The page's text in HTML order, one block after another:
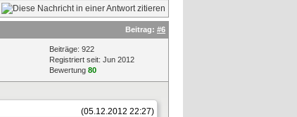
Beitrag: #6
Beiträge: 922
Registriert seit: Jun 2012
Bewertung 80
(05.12.2012 22:27)